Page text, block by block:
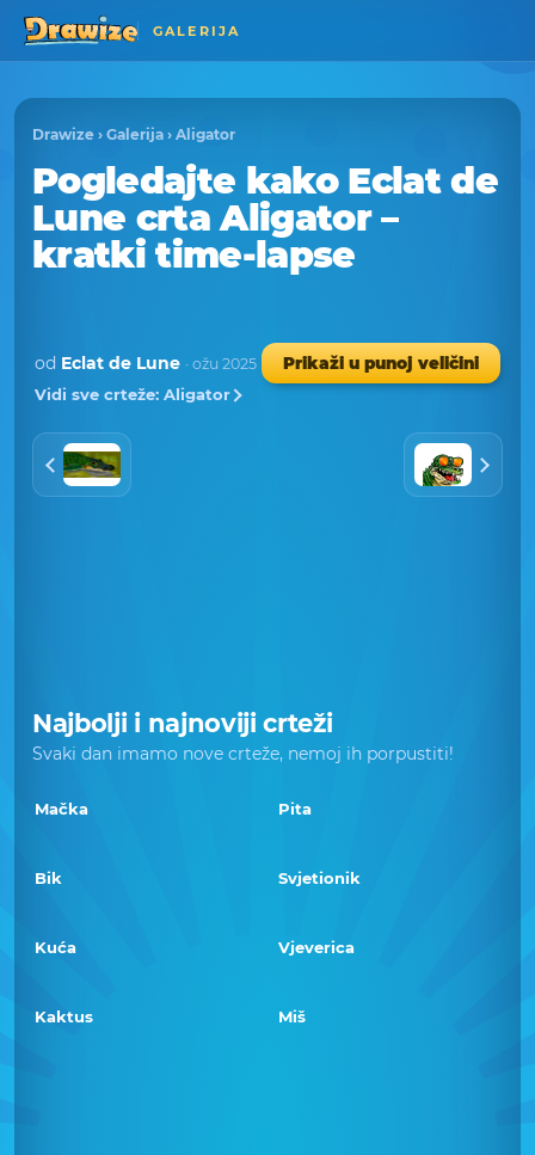
GALERIJA
Drawize › Galerija › Aligator
Pogledajte kako Eclat de
Lune crta Aligator –
kratki time-lapse
od Eclat de Lune · ožu 2025
Prikaži u punoj veličini
Vidi sve crteže: Aligator
Najbolji i najnoviji crteži
Svaki dan imamo nove crteže, nemoj ih porpustiti!
Mačka Pita
Bik Svjetionik
Kuća Vjeverica
Kaktus Miš